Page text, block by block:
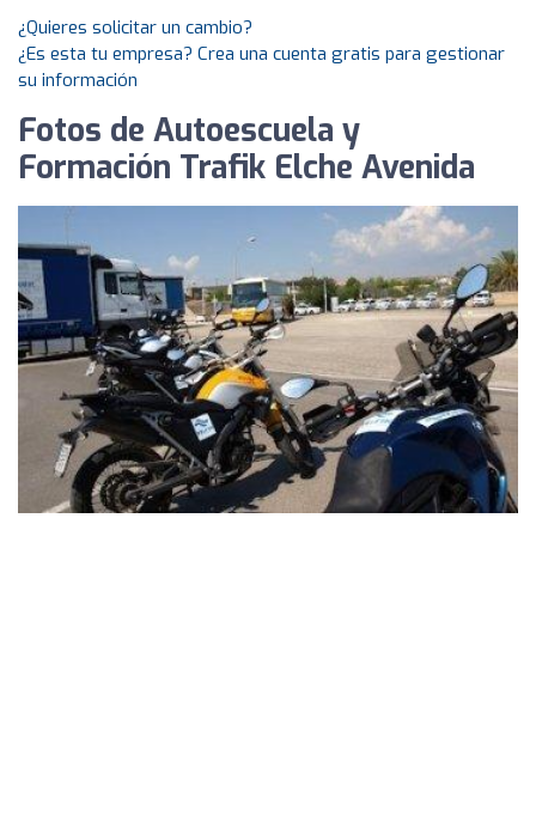
¿Quieres solicitar un cambio?
¿Es esta tu empresa? Crea una cuenta gratis para gestionar
su información
Fotos de Autoescuela y
Formación Trafik Elche Avenida